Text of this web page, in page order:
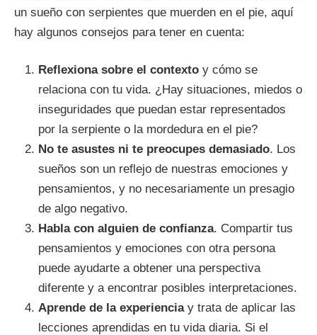
un sueño con serpientes que muerden en el pie, aquí
hay algunos consejos para tener en cuenta:
Reflexiona sobre el contexto y cómo se
relaciona con tu vida. ¿Hay situaciones, miedos o
inseguridades que puedan estar representados
por la serpiente o la mordedura en el pie?
No te asustes ni te preocupes demasiado. Los
sueños son un reflejo de nuestras emociones y
pensamientos, y no necesariamente un presagio
de algo negativo.
Habla con alguien de confianza. Compartir tus
pensamientos y emociones con otra persona
puede ayudarte a obtener una perspectiva
diferente y a encontrar posibles interpretaciones.
Aprende de la experienciay trata de aplicar las
lecciones aprendidas en tu vida diaria. Si el